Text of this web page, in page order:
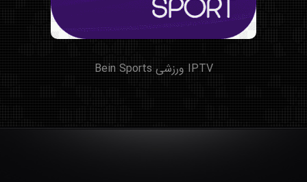
IPTV ورزشی Bein Sports